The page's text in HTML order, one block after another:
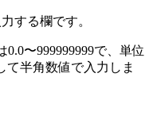
する欄です。
〜999999999で、単位
て半角数値で入力しま